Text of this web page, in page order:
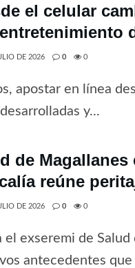
el celular
DE 2026 0 0
apostar en línea
y...
de
reúne
DE 2026 0 0
el exseremi de
antecedentes que